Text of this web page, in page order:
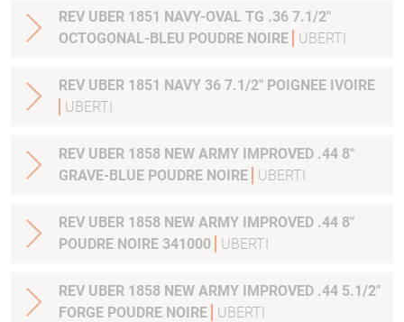
REV UBER 1851 NAVY-OVAL TG .36 7.1/2"
OCTOGONAL-BLEU POUDRE NOIRE
UBERTI
REV UBER 1851 NAVY 36 7.1/2" POIGNEE IVOIRE
UBERTI
REV UBER 1858 NEW ARMY IMPROVED .44 8"
GRAVE-BLUE POUDRE NOIRE
UBERTI
REV UBER 1858 NEW ARMY IMPROVED .44 8"
POUDRE NOIRE 341000
UBERTI
REV UBER 1858 NEW ARMY IMPROVED .44 5.1/2"
FORGE POUDRE NOIRE
UBERTI